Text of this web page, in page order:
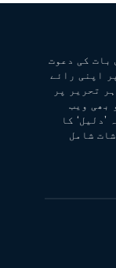
بات کی دعوت
اپنی رائے
تحریر پر
بھی ویب
کا
شامل